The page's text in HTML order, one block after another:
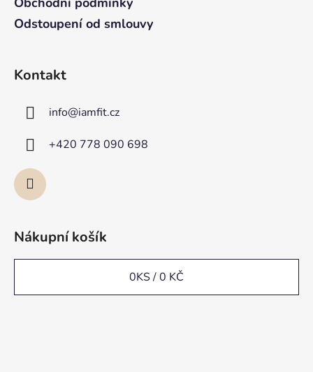
Odstoupení od smlouvy
Kontakt
info@iamfit.cz
+420 778 090 698
Nákupní košík
0KS /0 KČ